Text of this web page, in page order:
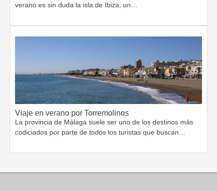
verano es sin duda la isla de Ibiza, un…
Viaje en verano por Torremolinos
La provincia de Málaga suele ser uno de los destinos más
codiciados por parte de todos los turistas que buscan…